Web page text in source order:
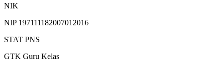
NIK
NIP 197111182007012016
STAT PNS
GTK Guru Kelas